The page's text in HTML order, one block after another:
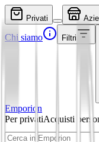
Privati
Chi siamo Filtri
Emporion
Per privatiAcquisti